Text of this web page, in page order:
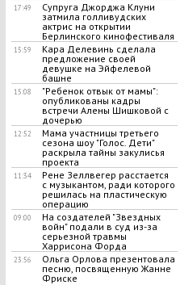
17:49
Супруга Джорджа Клуни
затмила голливудских
актрис на открытии
Берлинского кинофестиваля
15:59
Кара Делевинь сделала
предложение своей
девушке на Эйфелевой
башне
15:08
"Ребенок отвык от мамы":
опубликованы кадры
встречи Алены Шишковой с
дочерью
12:52
Мама участницы третьего
сезона шоу "Голос. Дети"
раскрыла тайны закулисья
проекта
11:34
Рене Зеллвегер расстается
с музыкантом, ради которого
решилась на пластическую
операцию
09:00
На создателей "Звездных
войн" подали в суд из-за
серьезной травмы
Харрисона Форда
23:56
Ольга Орлова презентовала
песню, посвященную Жанне
Фриске